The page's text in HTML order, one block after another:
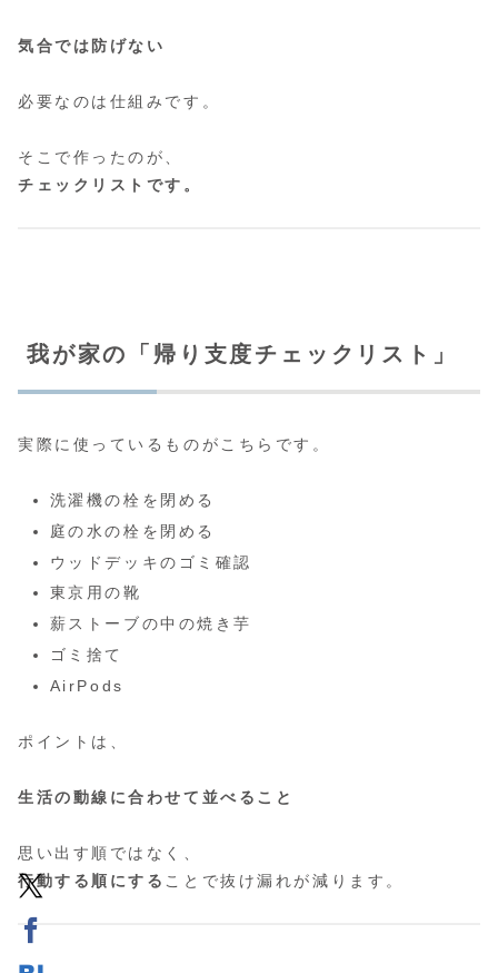
気合では防げない
必要なのは仕組みです。
そこで作ったのが、
チェックリストです。
我が家の「帰り支度チェックリスト」
実際に使っているものがこちらです。
洗濯機の栓を閉める
庭の水の栓を閉める
ウッドデッキのゴミ確認
東京用の靴
薪ストーブの中の焼き芋
ゴミ捨て
AirPods
ポイントは、
生活の動線に合わせて並べること
思い出す順ではなく、
行動する順にする ことで抜け漏れが減ります。